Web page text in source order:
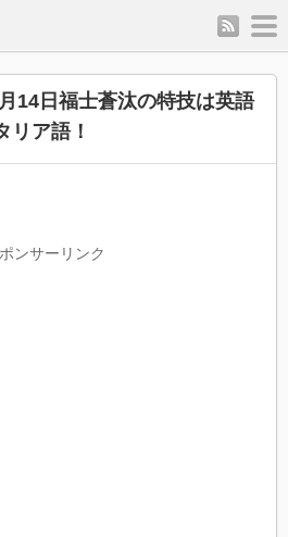
rss
14日福士蒼汰の特技は英語
リア語！
ンサーリンク